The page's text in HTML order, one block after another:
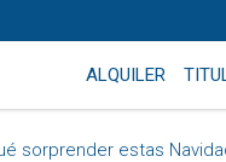
ALQUILER
sorprender estas